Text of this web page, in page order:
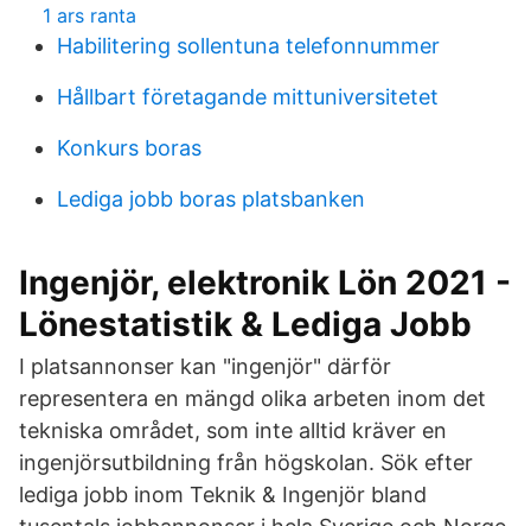
1 ars ranta
Habilitering sollentuna telefonnummer
Hållbart företagande mittuniversitetet
Konkurs boras
Lediga jobb boras platsbanken
Ingenjör, elektronik Lön 2021 -
Lönestatistik & Lediga Jobb
I platsannonser kan "ingenjör" därför
representera en mängd olika arbeten inom det
tekniska området, som inte alltid kräver en
ingenjörsutbildning från högskolan. Sök efter
lediga jobb inom Teknik & Ingenjör bland